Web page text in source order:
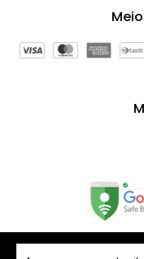
Copyright Bagno